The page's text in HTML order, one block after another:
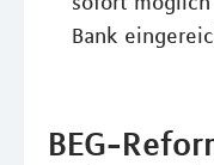
Bank
BEG-